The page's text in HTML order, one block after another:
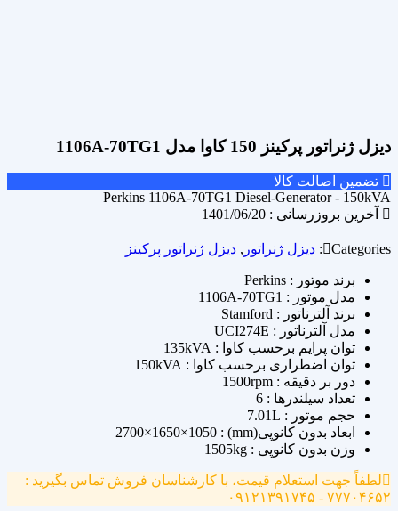
دیزل ژنراتور پرکینز 150 کاوا مدل 1106A-70TG1
تضمین اصالت کالا
Perkins 1106A-70TG1 Diesel-Generator - 150kVA
آخرین بروزرسانی : 1401/06/20
Categories: دیزل ژنراتور , دیزل ژنراتور پرکینز
برند موتور : Perkins
مدل موتور : 1106A-70TG1
برند آلترناتور : Stamford
مدل آلترناتور : UCI274E
توان پرایم برحسب کاوا : 135kVA
توان اضطراری برحسب کاوا : 150kVA
دور بر دقیقه : 1500rpm
تعداد سیلندرها : 6
حجم موتور : 7.01L
ابعاد بدون کانوپی(mm) : 2700×1650×1050
وزن بدون کانوپی : 1505kg
لطفاً جهت استعلام قیمت، با کارشناسان فروش تماس بگیرید :
۷۷۷۰۴۶۵۲ - ۰۹۱۲۱۳۹۱۷۴۵